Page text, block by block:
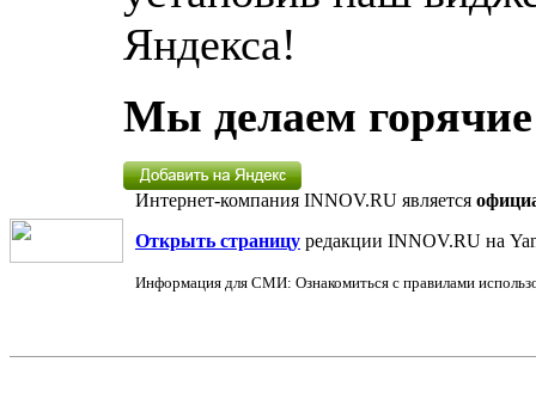
Яндекса!
Мы делаем горячие
Интернет-компания INNOV.RU является
Открыть страницу редакции INNOV.RU на
Информация для СМИ: Ознакомиться с правилами